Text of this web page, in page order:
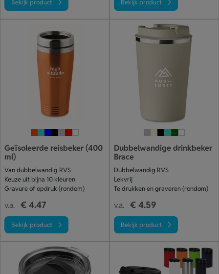
Bekijk product Bekijk product
Geïsoleerde reisbeker (400
ml)
Van dubbelwandig RVS
Keuze uit bijna 10 kleuren
Gravure of opdruk (rondom)
v.a. € 4.47
Bekijk product
Dubbelwandige drinkbeker
Brace
Dubbelwandig RVS
Lekvrij
Te drukken en graveren (rondom)
v.a. € 4.59
Bekijk product